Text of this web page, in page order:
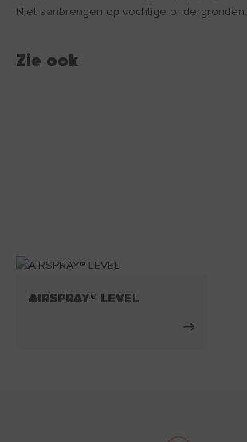
Niet aanbrengen op vochtige ondergronden.
Zie ook
AIRSPRAY® LEVEL